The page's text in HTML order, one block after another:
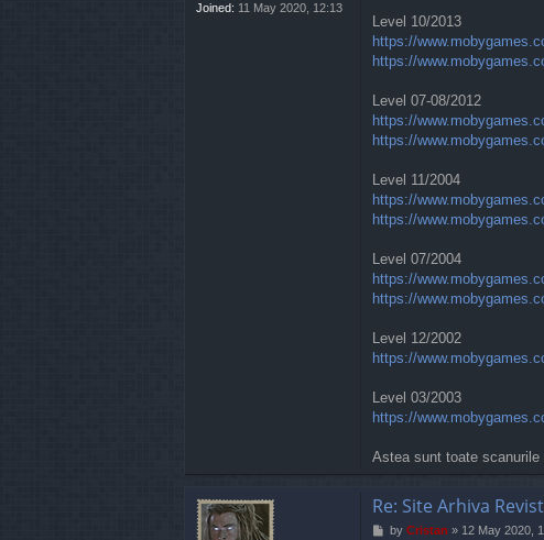
Joined: 11 May 2020, 12:13
Level 10/2013
https://
https://
Level 07-08/2012
https://
https://
Level 11/2004
https://
https://
Level 07/2004
https://
https://
Level 12/2002
https://
Level 03/2003
https://
Astea sunt toate
Re: Site Arhiva
Pby Cristan » 12 May 2020,